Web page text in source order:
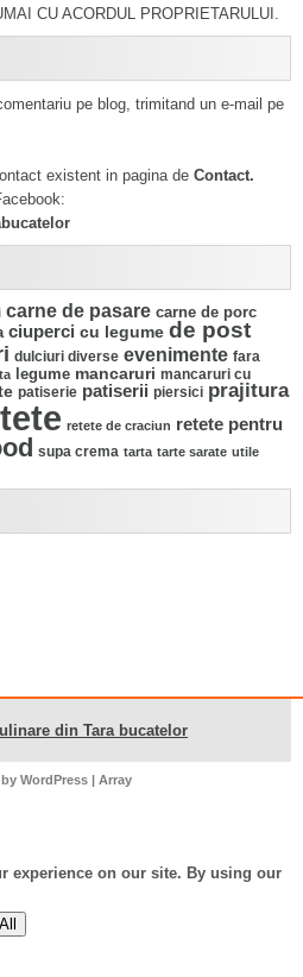
CU ACORDUL PROPRIETARULUI.
pe blog, trimitand un e-mail pe
existent in pagina de Contact.
carne de pasare carne de porc
ciuperci cu legume de post
dulciuri diverse evenimente fara
legume mancaruri mancaruri cu
patiserie patiserii piersici prajitura
retete de craciun retete pentru
supa crema tarta tarte sarate utile
din Tara bucatelor
WordPress| Array